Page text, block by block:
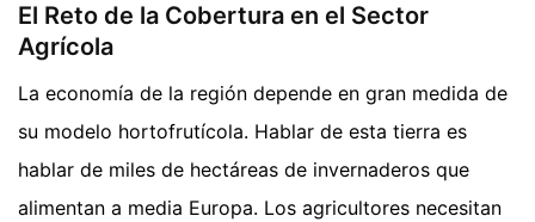
El Reto de la Cobertura en el Sector
Agrícola
La economía de la región depende en gran medida de
su modelo hortofrutícola. Hablar de esta tierra es
hablar de miles de hectáreas de invernaderos que
alimentan a media Europa. Los agricultores necesitan